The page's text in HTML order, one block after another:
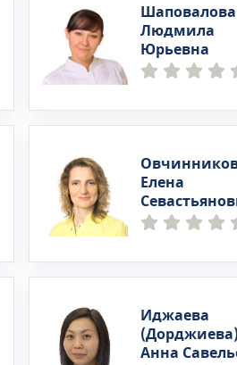
Шаповалова
Людмила
Юрьевна
Елена
Иджаева
Анна